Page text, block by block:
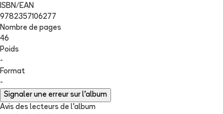
ISBN/EAN
9782357106277
Nombre de pages
46
Poids
-
Format
-
Signaler une erreur sur l'album
Avis des lecteurs de l'album